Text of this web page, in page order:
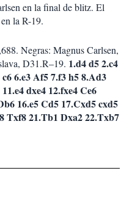
en la final de blitz. El
la R-19.
Negras: Magnus Carlsen,
D31.R–19. 1.d4 d5 2.c4
6.e3 Af5 7.f3 h5 8.Ad3
dxe4 12.fxe4 Ce6
16.e5 Cd5 17.Cxd5 cxd5
Txf8 21.Tb1 Dxa2 22.Txb7